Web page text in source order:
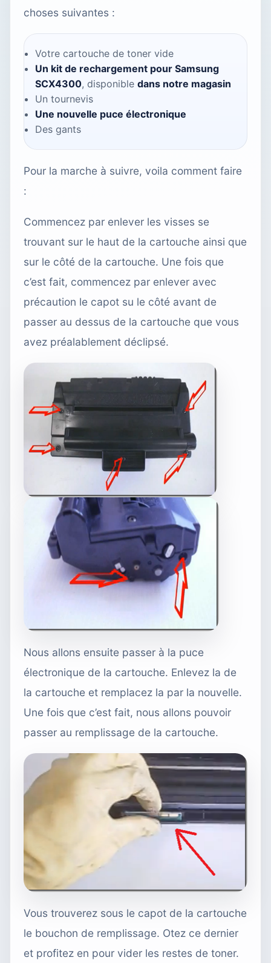
choses suivantes :
Votre cartouche de toner vide
Un kit de rechargement pour Samsung
SCX4300, disponible dans notre magasin
Un tournevis
Une nouvelle puce électronique
Des gants
Pour la marche à suivre, voila comment faire
:
Commencez par enlever les visses se
trouvant sur le haut de la cartouche ainsi que
sur le côté de la cartouche. Une fois que
c’est fait, commencez par enlever avec
précaution le capot su le côté avant de
passer au dessus de la cartouche que vous
avez préalablement déclipsé.
Nous allons ensuite passer à la puce
électronique de la cartouche. Enlevez la de
la cartouche et remplacez la par la nouvelle.
Une fois que c’est fait, nous allons pouvoir
passer au remplissage de la cartouche.
Vous trouverez sous le capot de la cartouche
le bouchon de remplissage. Otez ce dernier
et profitez en pour vider les restes de toner.